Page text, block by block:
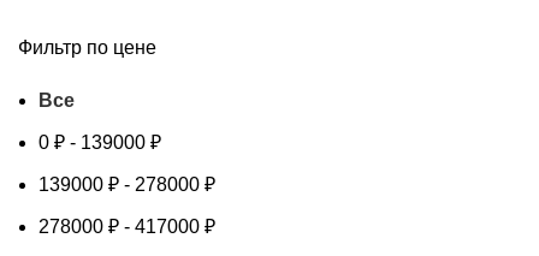
Фильтр по цене
Все
0 ₽ - 139000 ₽
139000 ₽ - 278000 ₽
278000 ₽ - 417000 ₽